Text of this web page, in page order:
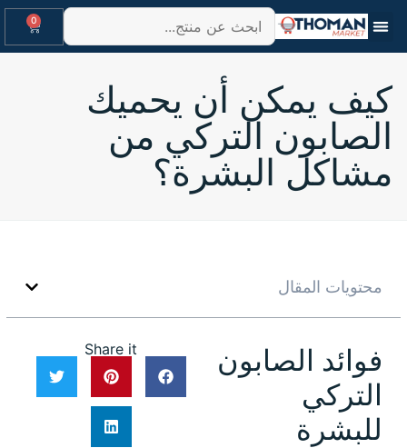
0
كيف يمكن أن يحميك
الصابون التركي من
مشاكل البشرة؟
محتويات المقال
فوائد الصابون
التركي
للبشرة
Share it